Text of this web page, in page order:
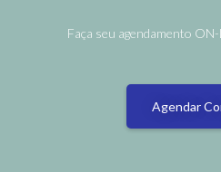
Faça seu agendamento
Agendar